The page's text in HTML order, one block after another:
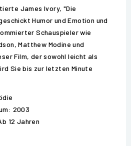
James Ivory, "Die
Humor und Emotion und
Schauspieler wie
Matthew Modine und
Film, der sowohl leicht als
Sie bis zur letzten Minute
2003
12 Jahren